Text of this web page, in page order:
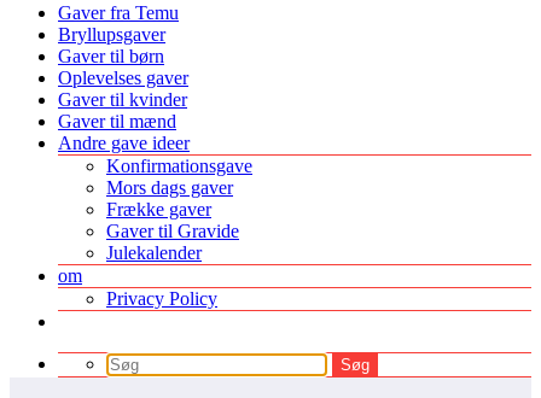
Gaver fra Temu
Bryllupsgaver
Gaver til børn
Oplevelses gaver
Gaver til kvinder
Gaver til mænd
Andre gave ideer
Konfirmationsgave
Mors dags gaver
Frække gaver
Gaver til Gravide
Julekalender
om
Privacy Policy